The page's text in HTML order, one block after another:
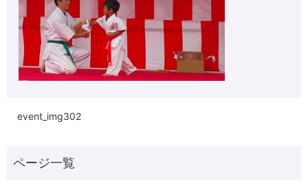
event_img302